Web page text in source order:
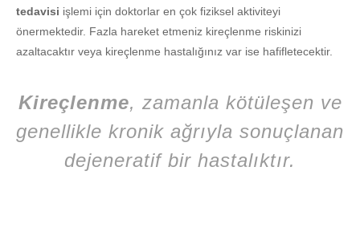
tedavisi işlemi için doktorlar en çok fiziksel aktiviteyi
önermektedir. Fazla hareket etmeniz kireçlenme riskinizi
azaltacaktır veya kireçlenme hastalığınız var ise hafifletecektir.
Kireçlenme, zamanla kötüleşen ve
genellikle kronik ağrıyla sonuçlanan
dejeneratif bir hastalıktır.